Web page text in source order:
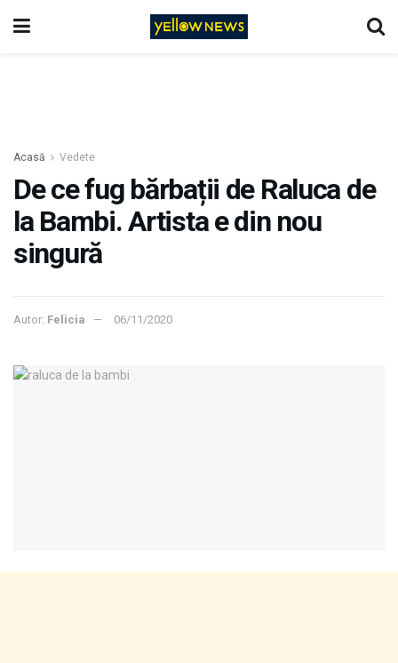
Acasă Vedete
De ce fug bărbații de Raluca de
la Bambi. Artista e din nou
singură
Autor: Felicia 06/11/2020